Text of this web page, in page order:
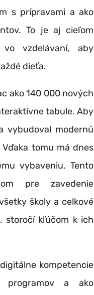
s prípravami a ako
To je aj cieľom
vo vzdelávaní, aby
dieťa.
ako 140 000 nových
tabule. Aby
vybudoval modernú
tomu má dnes
vybaveniu. Tento
pre zavedenie
školy a celkové
storočí kľúčom k ich
kompetencie
programov a ako